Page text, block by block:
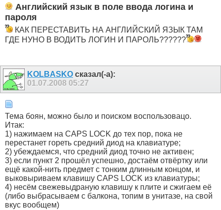
Английский язык в поле ввода логина и
пароля
КАК ПЕРЕСТАВИТЬ НА АНГЛИЙСКИЙ ЯЗЫК ТАМ
ГДЕ НУНО В ВОДИТЬ ЛОГИН И ПАРОЛЬ??????
KOLBASKO сказал(-а):
01.07.2008 05:27
Тема боян, можно было и поиском воспользовацо.
Итак:
1) нажимаем на CAPS LOCK до тех пор, пока не
перестанет гореть средний диод на клавиатуре;
2) убеждаемся, что средний диод точно не активен;
3) если пункт 2 прошёл успешно, достаём отвёртку или
ещё какой-нить предмет с тонким длинным концом, и
выковыриваем клавишу CAPS LOCK из клавиатуры;
4) несём свежевыдраную клавишу к плите и сжигаем её
(либо выбрасываем с балкона, топим в унитазе, на свой
вкус вообщем)